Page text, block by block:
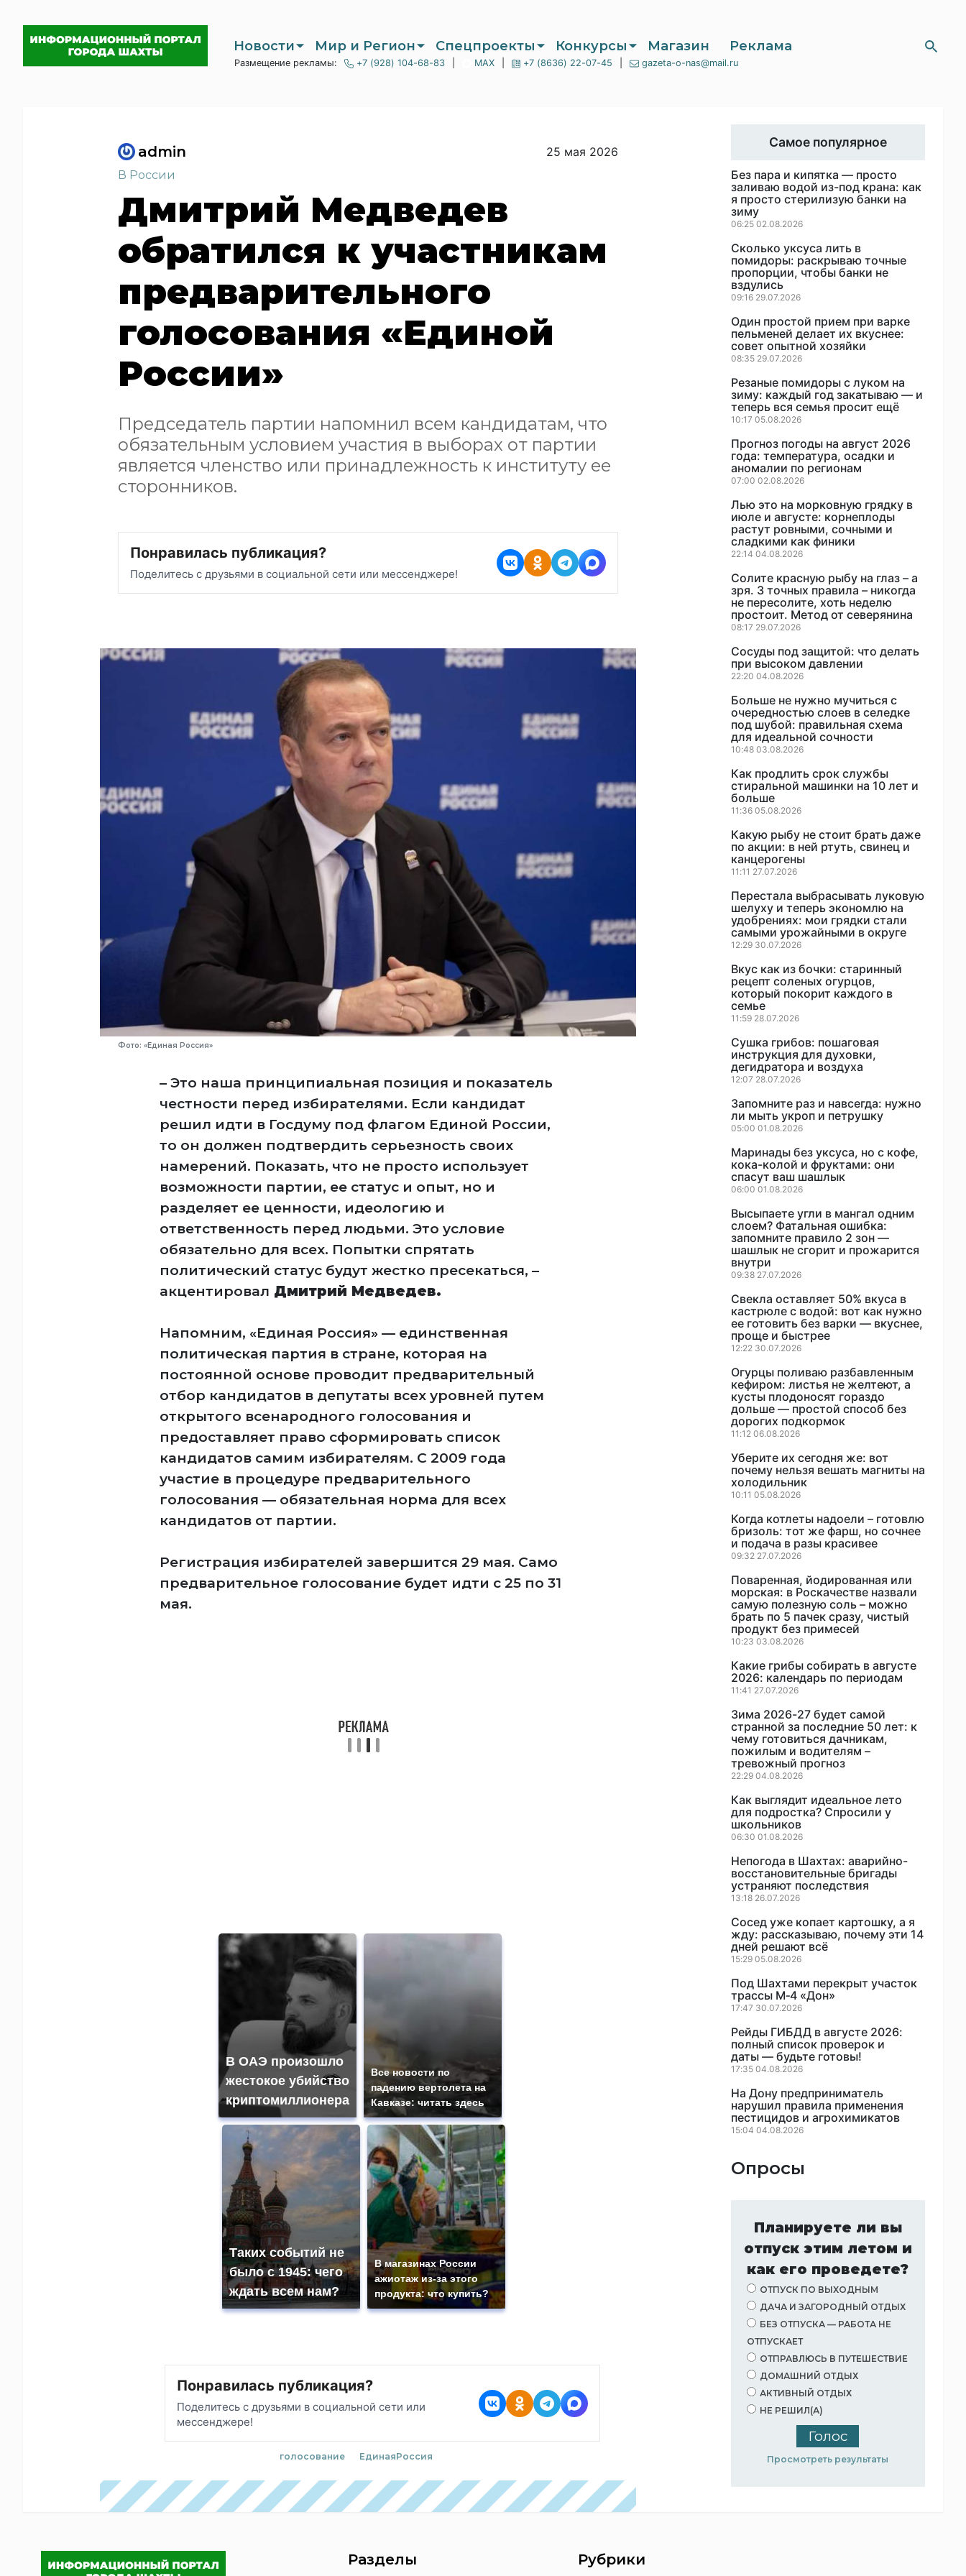
Новости Мир и Регион Спецпроекты Конкурсы Магазин Реклама
Размещение рекламы: +7 (928) 104-68-83 MAX +7 (8636) 22-07-45 gazeta-o-nas@mail.ru
admin 25 мая 2026
В России
Дмитрий Медведев
обратился к участникам
предварительного
голосования «Единой
России»
Председатель партии напомнил всем кандидатам, что
обязательным условием участия в выборах от партии
является членство или принадлежность к институту ее
сторонников.
Понравилась публикация?
Поделитесь с друзьями в социальной сети или мессенджере!
Фото: «Единая Россия»
– Это наша принципиальная позиция и показатель
честности перед избирателями. Если кандидат
решил идти в Госдуму под флагом Единой России,
то он должен подтвердить серьезность своих
намерений. Показать, что не просто использует
возможности партии, ее статус и опыт, но и
разделяет ее ценности, идеологию и
ответственность перед людьми. Это условие
обязательно для всех. Попытки спрятать
политический статус будут жестко пресекаться, –
акцентировал Дмитрий Медведев.
Напомним, «Единая Россия» — единственная
политическая партия в стране, которая на
постоянной основе проводит предварительный
отбор кандидатов в депутаты всех уровней путем
открытого всенародного голосования и
предоставляет право сформировать список
кандидатов самим избирателям. С 2009 года
участие в процедуре предварительного
голосования — обязательная норма для всех
кандидатов от партии.
Регистрация избирателей завершится 29 мая. Само
предварительное голосование будет идти с 25 по 31
мая.
В ОАЭ произошло
жестокое убийство
криптомиллионера
Все новости по
падению вертолета на
Кавказе: читать здесь
Таких событий не
было с 1945: чего
ждать всем нам?
В магазинах России
ажиотаж из-за этого
продукта: что купить?
Понравилась публикация?
Поделитесь с друзьями в социальной сети или
мессенджере!
голосование ЕдинаяРоссия
Самое популярное
Без пара и кипятка — просто
заливаю водой из-под крана: как
я просто стерилизую банки на
зиму
06:25 02.08.2026
Сколько уксуса лить в
помидоры: раскрываю точные
пропорции, чтобы банки не
вздулись
09:16 29.07.2026
Один простой прием при варке
пельменей делает их вкуснее:
совет опытной хозяйки
08:35 29.07.2026
Резаные помидоры с луком на
зиму: каждый год закатываю — и
теперь вся семья просит ещё
10:17 05.08.2026
Прогноз погоды на август 2026
года: температура, осадки и
аномалии по регионам
07:00 02.08.2026
Лью это на морковную грядку в
июле и августе: корнеплоды
растут ровными, сочными и
сладкими как финики
22:14 04.08.2026
Солите красную рыбу на глаз – а
зря. 3 точных правила – никогда
не пересолите, хоть неделю
простоит. Метод от северянина
08:17 29.07.2026
Сосуды под защитой: что делать
при высоком давлении
22:20 04.08.2026
Больше не нужно мучиться с
очередностью слоев в селедке
под шубой: правильная схема
для идеальной сочности
10:48 03.08.2026
Как продлить срок службы
стиральной машинки на 10 лет и
больше
11:36 05.08.2026
Какую рыбу не стоит брать даже
по акции: в ней ртуть, свинец и
канцерогены
11:11 27.07.2026
Перестала выбрасывать луковую
шелуху и теперь экономлю на
удобрениях: мои грядки стали
самыми урожайными в округе
12:29 30.07.2026
Вкус как из бочки: старинный
рецепт соленых огурцов,
который покорит каждого в
семье
11:59 28.07.2026
Сушка грибов: пошаговая
инструкция для духовки,
дегидратора и воздуха
12:07 28.07.2026
Запомните раз и навсегда: нужно
ли мыть укроп и петрушку
05:00 01.08.2026
Маринады без уксуса, но с кофе,
кока-колой и фруктами: они
спасут ваш шашлык
06:00 01.08.2026
Высыпаете угли в мангал одним
слоем? Фатальная ошибка:
запомните правило 2 зон —
шашлык не сгорит и прожарится
внутри
09:38 27.07.2026
Свекла оставляет 50% вкуса в
кастрюле с водой: вот как нужно
ее готовить без варки — вкуснее,
проще и быстрее
12:22 30.07.2026
Огурцы поливаю разбавленным
кефиром: листья не желтеют, а
кусты плодоносят гораздо
дольше — простой способ без
дорогих подкормок
11:12 06.08.2026
Уберите их сегодня же: вот
почему нельзя вешать магниты на
холодильник
10:11 05.08.2026
Когда котлеты надоели – готовлю
бризоль: тот же фарш, но сочнее
и подача в разы красивее
09:32 27.07.2026
Поваренная, йодированная или
морская: в Роскачестве назвали
самую полезную соль – можно
брать по 5 пачек сразу, чистый
продукт без примесей
10:23 03.08.2026
Какие грибы собирать в августе
2026: календарь по периодам
11:41 27.07.2026
Зима 2026-27 будет самой
странной за последние 50 лет: к
чему готовиться дачникам,
пожилым и водителям –
тревожный прогноз
22:29 04.08.2026
Как выглядит идеальное лето
для подростка? Спросили у
школьников
06:30 01.08.2026
Непогода в Шахтах: аварийно-
восстановительные бригады
устраняют последствия
13:18 26.07.2026
Сосед уже копает картошку, а я
жду: рассказываю, почему эти 14
дней решают всё
15:29 05.08.2026
Под Шахтами перекрыт участок
трассы М‑4 «Дон»
17:47 30.07.2026
Рейды ГИБДД в августе 2026:
полный список проверок и
даты — будьте готовы!
17:35 04.08.2026
На Дону предприниматель
нарушил правила применения
пестицидов и агрохимикатов
15:04 04.08.2026
Опросы
Планируете ли вы
отпуск этим летом и
как его проведете?
ОТПУСК ПО ВЫХОДНЫМ
ДАЧА И ЗАГОРОДНЫЙ ОТДЫХ
БЕЗ ОТПУСКА — РАБОТА НЕ
ОТПУСКАЕТ
ОТПРАВЛЮСЬ В ПУТЕШЕСТВИЕ
ДОМАШНИЙ ОТДЫХ
АКТИВНЫЙ ОТДЫХ
НЕ РЕШИЛ(А)
Просмотреть результаты
Разделы Рубрики